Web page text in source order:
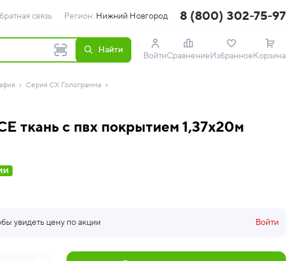
связь Регион: Нижний Новгород 8 (800) 302-75-97
Найти
ВойтиСравнениеИзбранноеКорзина
Серия CX Голограмма
ткань с пвх покрытием 1,37х20м
увидеть цену по акции Войти